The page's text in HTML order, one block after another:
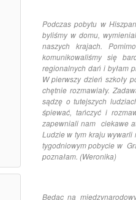
Podczas pobytu w
byliśmy w domu,
naszych krajach.
komunikowaliśmy się
regionalnych dań i byłam
W pierwszy dzień szkoły
chętnie rozmawiały.
sądzę o tutejszych
śpiewać, tańczyć i
zapewniali nam ciekawe
Ludzie w tym kraju
tygodniowym pobycie w
poznałam. (Weronika)
Będąc na